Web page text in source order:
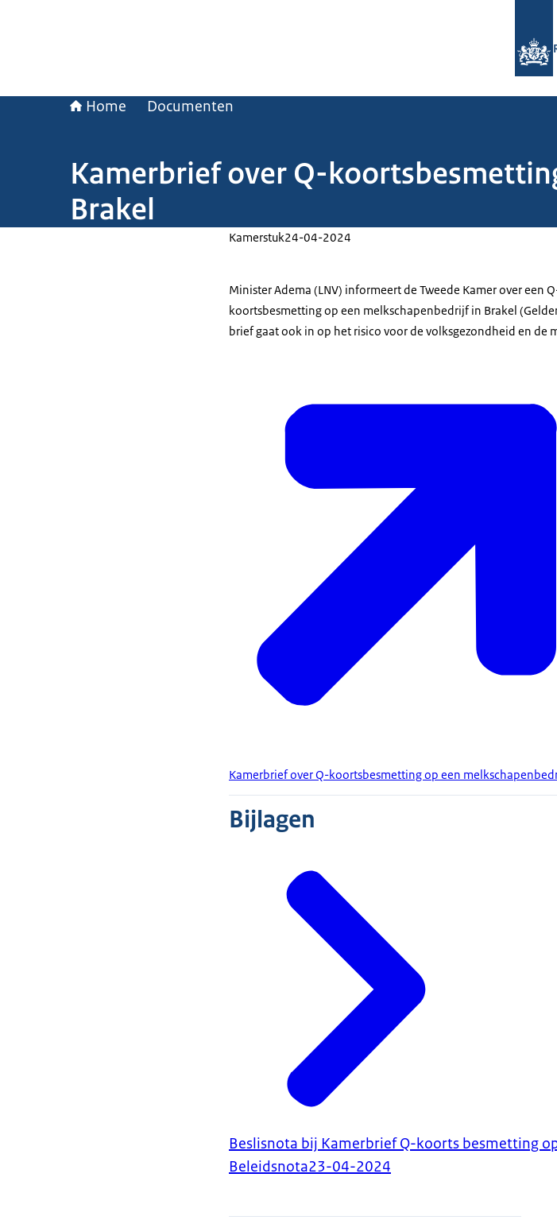
Home Documenten
Kamerbrief over Q-
Brakel
Kamerstuk24-04-2024
Minister Adema (LNV) informeert de Tweede Kamer over een
koortsbesmetting op een melkschapenbedrijf in Brakel
brief gaat ook in op het risico voor de volksgezondheid en de
Kamerbrief over Q-koortsbesmetting op een
Bijlagen
Beslisnota bij Kamerbrief Q-koorts besmetting
Beleidsnota23-04-2024